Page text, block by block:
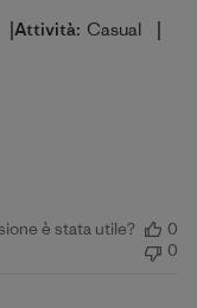
|Attività: Casual |
è stata utile?
0
0